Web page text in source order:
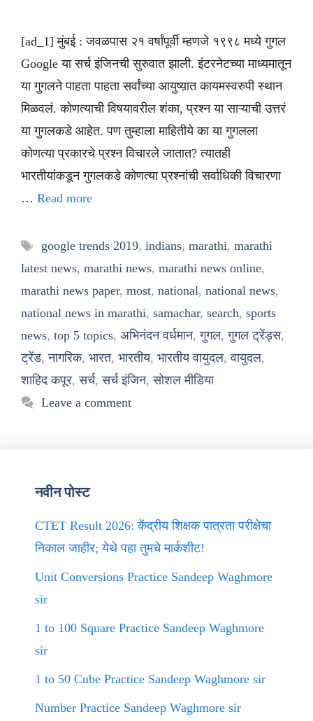
[ad_1] मुंबई : जवळपास २१ वर्षांपूर्वी म्हणजे १९९८ मध्ये गुगल
Google या सर्च इंजिनची सुरुवात झाली. इंटरनेटच्या माध्यमातून
या गुगलने पाहता पाहता सर्वांच्या आयुष्य़ात कायमस्वरुपी स्थान
मिळवलं. कोणत्याची विषयावरील शंका, प्रश्न या साऱ्याची उत्तरं
या गुगलकडे आहेत. पण तुम्हाला माहितीये का या गुगलला
कोणत्या प्रकारचे प्रश्न विचारले जातात? त्यातही
भारतीयांकडून गुगलकडे कोणत्या प्रश्नांची सर्वाधिकी विचारणा
… Read more
Tags
google trends 2019, indians, marathi, marathi
latest news, marathi news, marathi news online,
marathi news paper, most, national, national news,
national news in marathi, samachar, search, sports
news, top 5 topics, अभिनंदन वर्धमान,गुगल,गुगल ट्रेंड्स,
ट्रेंड,नागरिक, भारत, भारतीय, भारतीय वायुदल,वायुदल,
शाहिद कपूर,सर्च,सर्च इंजिन,सोशल मीडिया
Leave a comment
नवीन पोस्ट
CTET Result 2026: केंद्रीय शिक्षक पात्रता परीक्षेचा
निकाल जाहीर; येथे पहा तुमचे मार्कशीट!
Unit Conversions Practice Sandeep Waghmore
sir
1 to 100 Square Practice Sandeep Waghmore
sir
1 to 50 Cube Practice Sandeep Waghmore sir
Number Practice Sandeep Waghmore sir